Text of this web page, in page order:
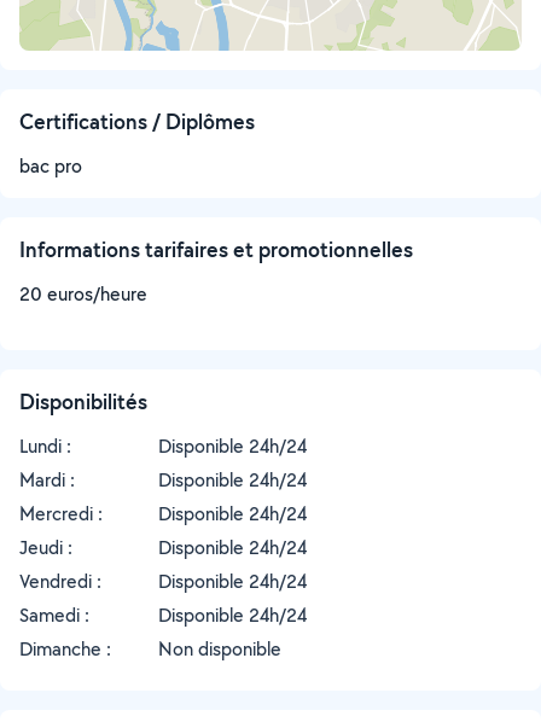
Certifications / Diplômes
bac pro
Informations tarifaires et promotionnelles
20 euros/heure
Disponibilités
Lundi :
Disponible 24h/24
Mardi :
Disponible 24h/24
Mercredi :
Disponible 24h/24
Jeudi :
Disponible 24h/24
Vendredi :
Disponible 24h/24
Samedi :
Disponible 24h/24
Dimanche :
Non disponible